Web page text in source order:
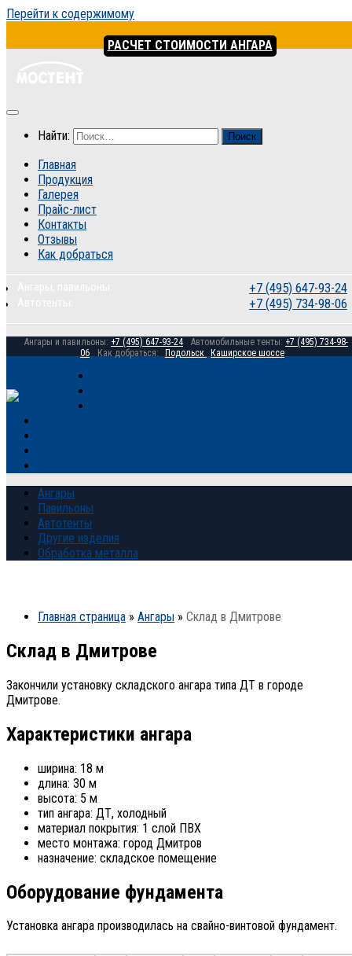
Перейти к содержимому
РАСЧЕТ СТОИМОСТИ АНГАРА
Найти:
Главная
Продукция
Галерея
Прайс-лист
Контакты
Отзывы
Как добраться
+7 (495) 647-93-24
+7 (495) 734-98-06
Ангары и павильоны: +7 (495) 647-93-24 Автомобильные тенты: +7 (495) 734-98-
06
Как добраться: Подольск Каширское шоссе
Ангары
Павильоны
Автотенты
Другие изделия
Обработка металла
Главная страница » Ангары » Склад в Дмитрове
Склад в Дмитрове
Закончили установку складского ангара типа ДТ в городе
Дмитрове.
Характеристики ангара
ширина: 18 м
длина: 30 м
высота: 5 м
тип ангара: ДТ, холодный
материал покрытия: 1 слой ПВХ
место монтажа: город Дмитров
назначение: складское помещение
Оборудование фундамента
Установка ангара производилась на свайно-винтовой фундамент.